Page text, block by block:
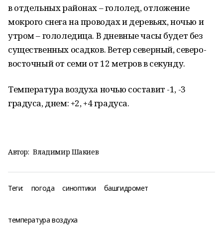
в отдельных районах – гололед, отложение
мокрого снега на проводах и деревьях, ночью и
утром – гололедица. В дневные часы будет без
существенных осадков. Ветер северный, северо-
восточный от семи от 12 метров в секунду.
Температура воздуха ночью составит -1, -3
градуса, днем: +2, +4 градуса.
Автор: Владимир Шакиев
Теги: погода синоптики башгидромет
температура воздуха